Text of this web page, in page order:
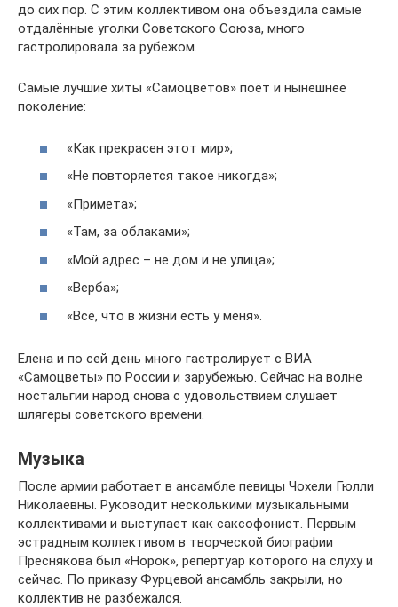
до сих пор. С этим коллективом она объездила самые
отдалённые уголки Советского Союза, много
гастролировала за рубежом.
Самые лучшие хиты «Самоцветов» поёт и нынешнее
поколение:
«Как прекрасен этот мир»;
«Не повторяется такое никогда»;
«Примета»;
«Там, за облаками»;
«Мой адрес – не дом и не улица»;
«Верба»;
«Всё, что в жизни есть у меня».
Елена и по сей день много гастролирует с ВИА
«Самоцветы» по России и зарубежью. Сейчас на волне
ностальгии народ снова с удовольствием слушает
шлягеры советского времени.
Музыка
После армии работает в ансамбле певицы Чохели Гюлли
Николаевны. Руководит несколькими музыкальными
коллективами и выступает как саксофонист. Первым
эстрадным коллективом в творческой биографии
Преснякова был «Норок», репертуар которого на слуху и
сейчас. По приказу Фурцевой ансамбль закрыли, но
коллектив не разбежался.